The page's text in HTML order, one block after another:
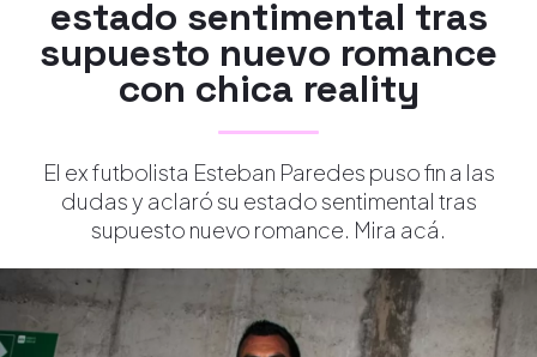
estado sentimental tras
supuesto nuevo romance
con chica reality
El ex futbolista Esteban Paredes puso fin a las
dudas y aclaró su estado sentimental tras
supuesto nuevo romance. Mira acá.